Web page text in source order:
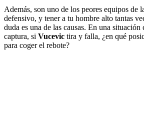
Además, son uno de los peores equipos de
defensivo, y tener a tu hombre alto tantas
duda es una de las causas. En una
captura, si Vucevic tira y falla, ¿en qué
para coger el rebote?